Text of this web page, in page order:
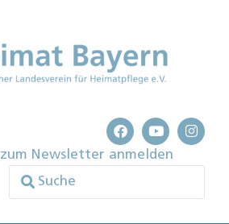
zum Newsletter anmelden